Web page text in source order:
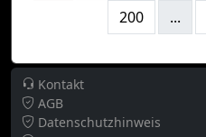
200
...
Kontakt
AGB
Datenschutzhinweis